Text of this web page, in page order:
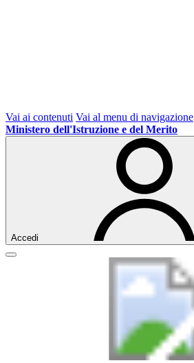
Vai ai contenuti Vai al menu di navigazione
Ministero dell'Istruzione e del Merito
Accedi